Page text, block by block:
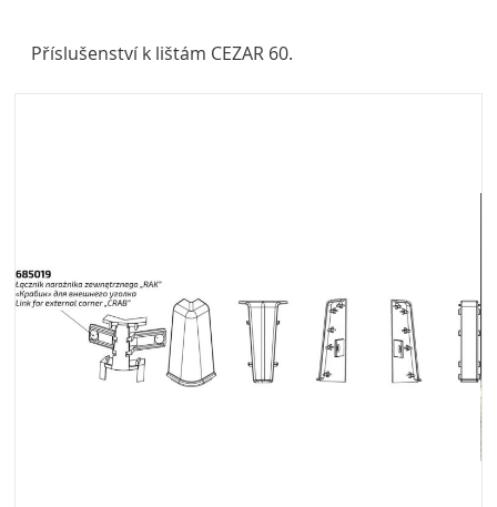
Příslušenství k lištám CEZAR 60.